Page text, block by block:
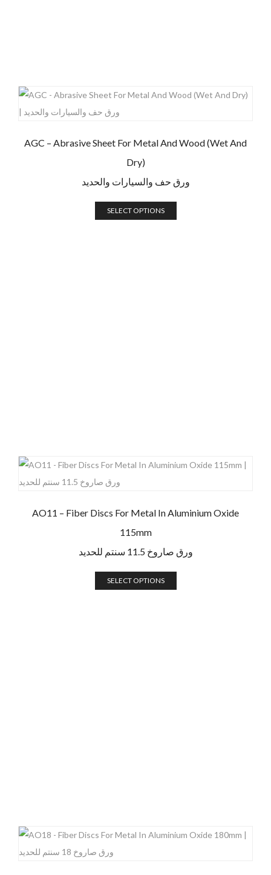
AGC – Abrasive Sheet For Metal And Wood (Wet And
Dry)
ورق حف والسيارات والحديد
SELECT OPTIONS
AO11 – Fiber Discs For Metal In Aluminium Oxide
115mm
ورق صاروخ 11.5 سنتم للحديد
SELECT OPTIONS